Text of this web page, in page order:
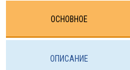
ОСНОВНОЕ
ОПИСАНИЕ